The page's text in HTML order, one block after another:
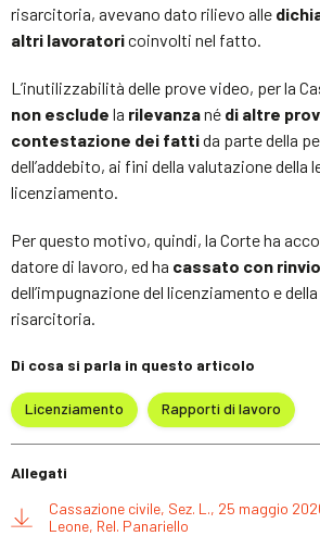
risarcitoria, avevano dato rilievo alle
altri lavoratoricoinvolti nel fatto.
L’inutilizzabilità delle prove video, per la
non esclude la rilevanzané di altre
contestazione dei fattida parte della
dell’addebito, ai fini della valutazione della
licenziamento.
Per questo motivo, quindi, la Corte ha
datore di lavoro, ed ha cassato con rinvio
dell’impugnazione del licenziamento e
risarcitoria.
Di cosa si parla in questo articolo
Licenziamento Rapporti di lavoro
Allegati
Cassazione civile, Sez. L., 25 maggio
Leone, Rel. Panariello